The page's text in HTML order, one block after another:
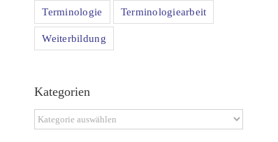
Terminologie Terminologiearbeit
Weiterbildung
Kategorien
Kategorien